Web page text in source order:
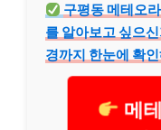
구평동 메테오
를 알아보고 싶으
경까지 한눈에 확
메